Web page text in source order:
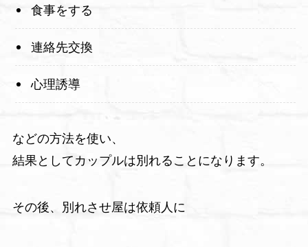
食事をする
連絡先交換
心理誘導
などの方法を使い、
結果としてカップルは別れることになります。
その後、別れさせ屋は依頼人に